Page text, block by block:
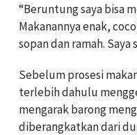
“Beruntung saya bisa
Makanannya enak,
sopan dan ramah. Saya
Sebelum prosesi
terlebih dahulu
mengarak barong
diberangkatkan dari